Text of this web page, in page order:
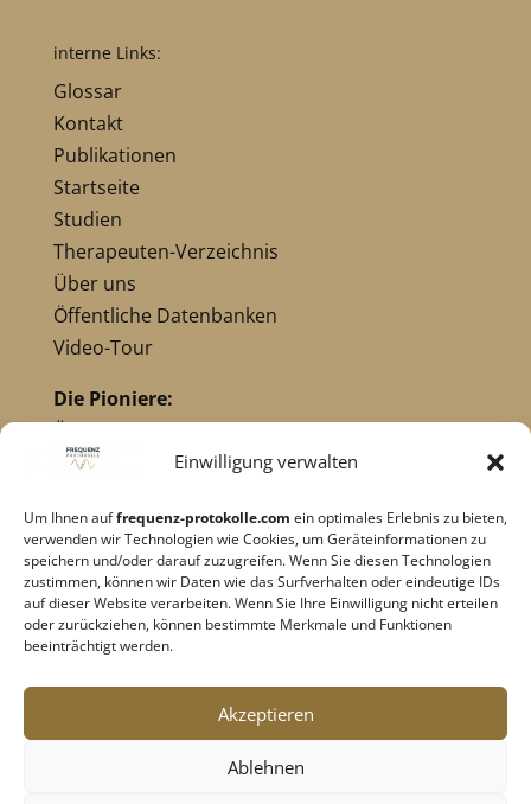
Einwilligung verwalten
Um Ihnen auffrequenz-protokolle.com ein optimales Erlebnis zu bieten,
verwenden wir Technologien wie Cookies, um Geräteinformationen zu
speichern und/oder darauf zuzugreifen. Wenn Sie diesen Technologien
zustimmen, können wir Daten wie das Surfverhalten oder eindeutige IDs
auf dieser Website verarbeiten. Wenn Sie Ihre Einwilligung nicht erteilen
oder zurückziehen, können bestimmte Merkmale und Funktionen
beeinträchtigt werden.
Akzeptieren
Ablehnen
interne Links:
Glossar
Kontakt
Publikationen
Startseite
Studien
Therapeuten-Verzeichnis
Über uns
Öffentliche Datenbanken
Video-Tour
Die Pioniere:
Übersicht Pioniere
Nikola Tesla
Dr. Hulda Clark
Robert C. Beck
Georges Lakhovsky
verwandte Pioniere
Datenschutz
Cookie-Richtlinie|AGB's